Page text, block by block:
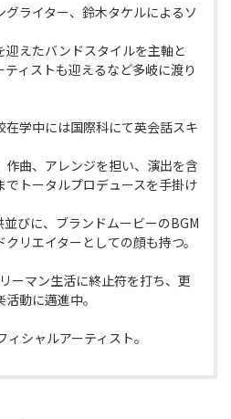
ライター、鈴木タケルによるソ
えたバンドスタイルを主軸と
ィストも迎えるなど多岐に渡り
学中には国際科にて英会話スキ
作曲、アレンジを担い、演出を含
トータルプロデュースを手掛け
びに、ブランドムービーのBGM
リエイターとしての顔も持つ。
ーマン生活に終止符を打ち、更
動に邁進中。
シャルアーティスト。